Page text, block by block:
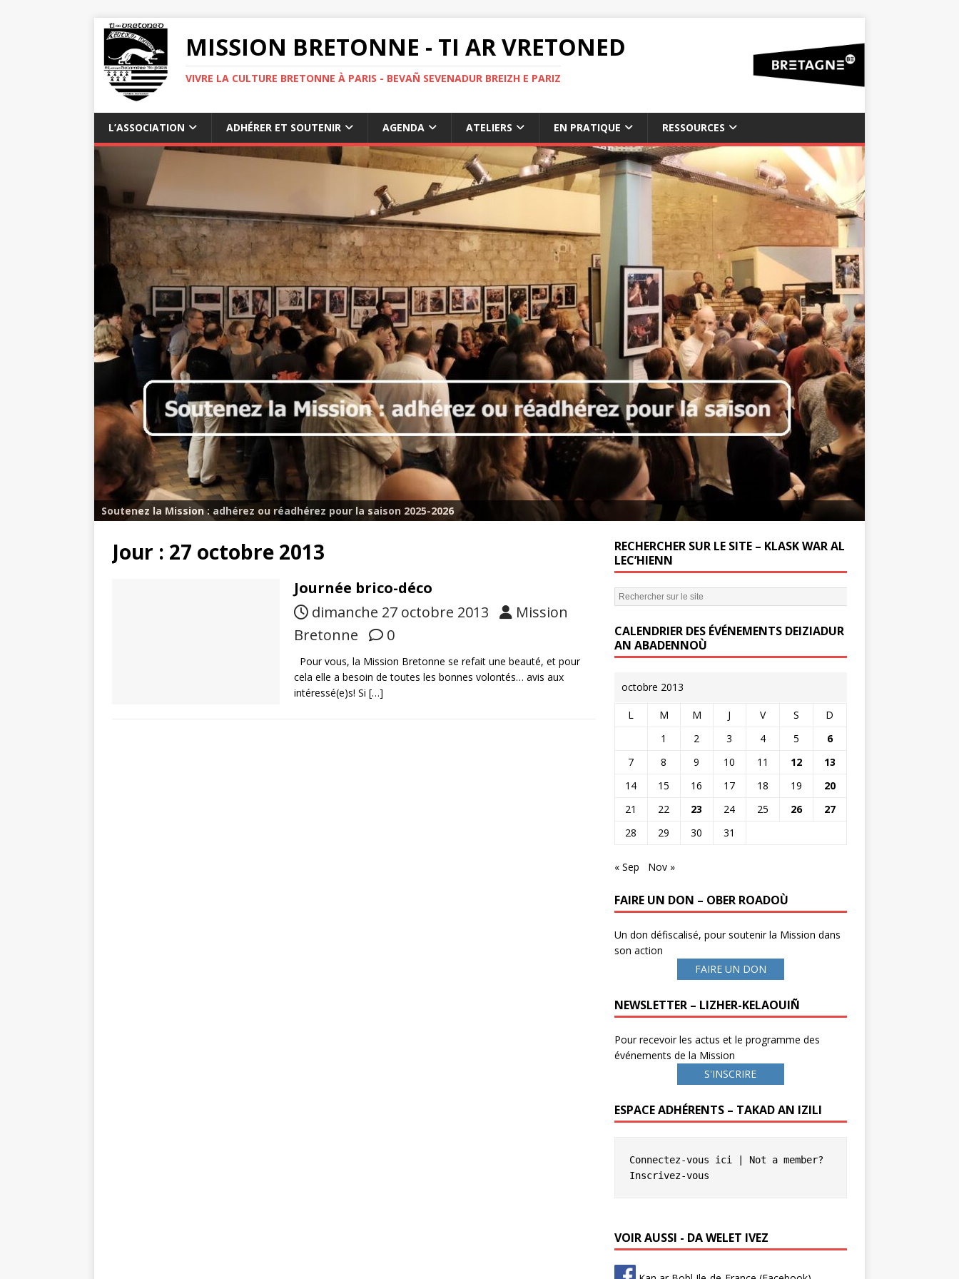
MISSION BRETONNE - TI AR VRETONED
VIVRE LA CULTURE BRETONNE À PARIS - BEVAÑ SEVENADUR BREIZH E PARIZ
L’ASSOCIATION ADHÉRER ET SOUTENIR AGENDA ATELIERS EN PRATIQUE RESSOURCES
Soutenez la Mission : adhérez ou réadhérez pour la saison 2025-2026
Jour : 27 octobre 2013
Journée brico-déco
dimanche 27 octobre 2013
Mission
Bretonne
0
Pour vous, la Mission Bretonne se refait une beauté, et pour
cela elle a besoin de toutes les bonnes volontés… avis aux
intéressé(e)s! Si […]
RECHERCHER SUR LE SITE – KLASK WAR AL
LEC’HIENN
CALENDRIER DES ÉVÉNEMENTS DEIZIADUR
AN ABADENNOÙ
octobre 2013
L M M J V S
D
1
2 3 4 5
6
7
8 9 10 11 12
13
14
15 16 17 18 19
20
21
22 23 24 25 26
27
28
29 30 31
« Sep Nov »
FAIRE UN DON – OBER ROADOÙ
Un don défiscalisé, pour soutenir la Mission dans
son action
FAIRE UN DON
NEWSLETTER – LIZHER-KELAOUIÑ
Pour recevoir les actus et le programme des
événements de la Mission
S'INSCRIRE
ESPACE ADHÉRENTS – TAKAD AN IZILI
Connectez-vous ici
Inscrivez-vous
VOIR AUSSI - DA WELET IVEZ